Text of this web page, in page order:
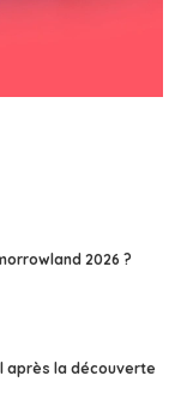
2026 ?
après la découverte